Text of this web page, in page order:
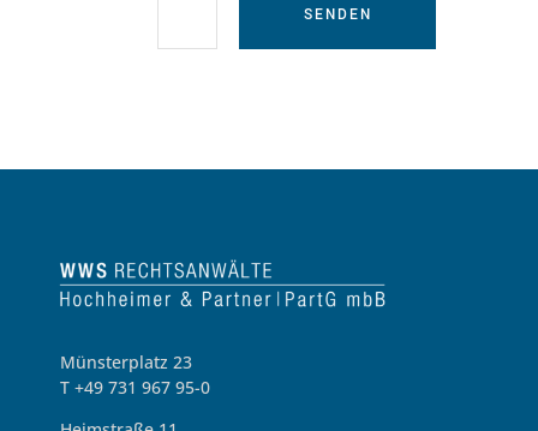
SENDEN
Münsterplatz 23
T +49 731 967 95-0